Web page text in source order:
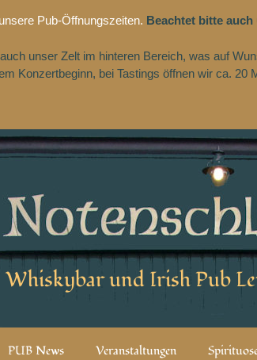
Pub-Öffnungszeiten. Beachtet bitte auch
unser Zelt im hinteren Bereich, was auf
Konzertbeginn, bei Tastings öffnen wir ca. 20
Whiskybar und Irish Pub
PUB News Veranstaltungen